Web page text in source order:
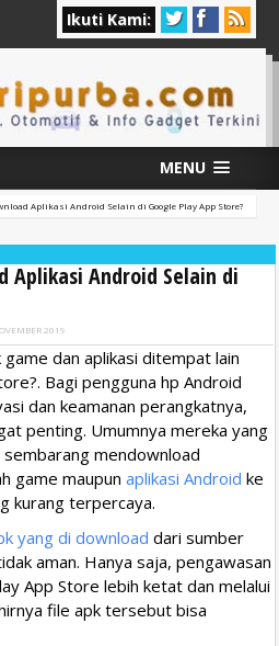
Ikuti Kami:
MENU
Aplikasi Android Selain di Google Play App Store?
Aplikasi Android Selain di
2019
dan aplikasi ditempat lain
Bagi pengguna hp Android
dan keamanan perangkatnya,
penting. Umumnya mereka yang
mendownload
game maupun aplikasi Android ke
kurang terpercaya.
yang di download dari sumber
aman. Hanya saja, pengawasan
App Store lebih ketat dan melalui
file apk tersebut bisa